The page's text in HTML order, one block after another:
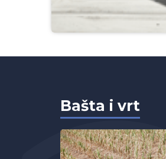
Bašta i vrt